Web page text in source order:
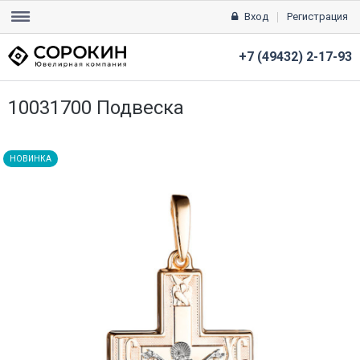
Вход Регистрация
+7 (49432) 2-17-93
10031700 Подвеска
НОВИНКА